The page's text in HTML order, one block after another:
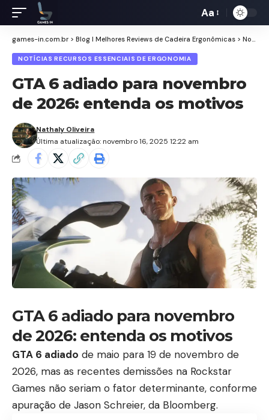
de
Aa
games-in.com.br > Blog I Melhores Reviews de Cadeira Ergonômicas > Notícias Recursos Essenciais de Ergonomia
NOTÍCIAS RECURSOS ESSENCIAIS DE ERGONOMIA
GTA 6 adiado para novembro
de 2026: entenda os motivos
Última atualização: novembro 16, 2025 12:22 am
Nathaly Oliveira
GTA 6 adiado para novembro
de 2026: entenda os motivos
GTA 6 adiado de maio para 19 de novembro de
2026, mas as recentes demissões na Rockstar
Games não seriam o fator determinante, conforme
apuração de Jason Schreier, da Bloomberg.